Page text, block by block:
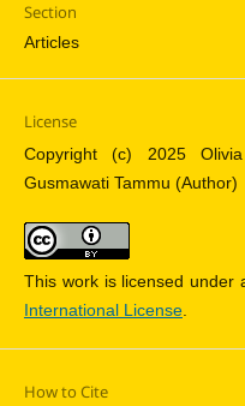
Section
Articles
License
Copyright (c) 2025
Gusmawati Tammu (Author)
This work is licensed under
International License.
How to Cite